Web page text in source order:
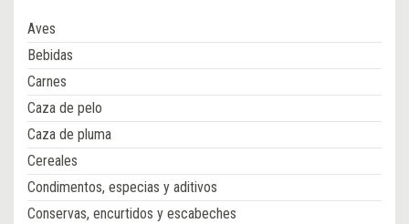
Aves
Bebidas
Carnes
Caza de pelo
Caza de pluma
Cereales
Condimentos, especias y aditivos
Conservas, encurtidos y escabeches